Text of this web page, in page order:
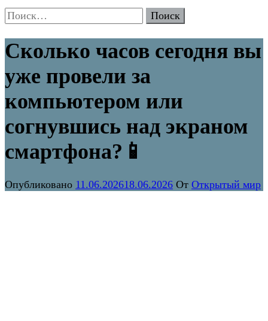
Найти:
Сколько часов сегодня вы
уже провели за
компьютером или
согнувшись над экраном
смартфона?📱
Опубликовано 11.06.202618.06.2026 От Открытый мир